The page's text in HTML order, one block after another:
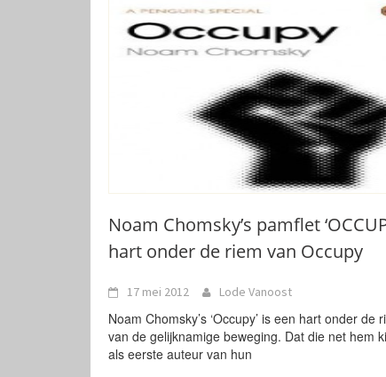
Noam Chomsky’s pamflet
hart onder de riem van Occupy
17 mei 2012 Lode Vanoost
Noam Chomsky’s ‘Occupy’ is een hart onder de
van de gelijknamige beweging. Dat die net hem
als eerste auteur van hun